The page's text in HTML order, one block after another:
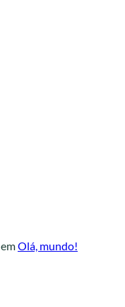
emOlá, mundo!